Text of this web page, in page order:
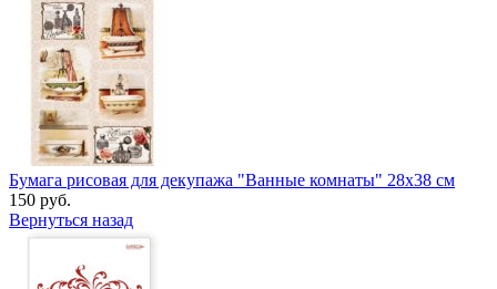
Бумага рисовая для декупажа "Ванные комнаты" 28x38 см
150 руб.
Вернуться назад